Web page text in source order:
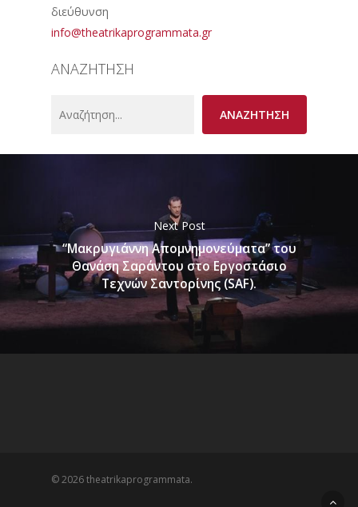
διεύθυνση
info@theatrikaprogrammata.gr
ΑΝΑΖΗΤΗΣΗ
ΑΝΑΖΗΤΗΣΗ
Next Post
“Μακρυγιάννη Απομνημονεύματα” του
Θανάση Σαράντου στο Εργοστάσιο
Τεχνών Σαντορίνης (SAF).
© 2026 theatrikaprogrammata.